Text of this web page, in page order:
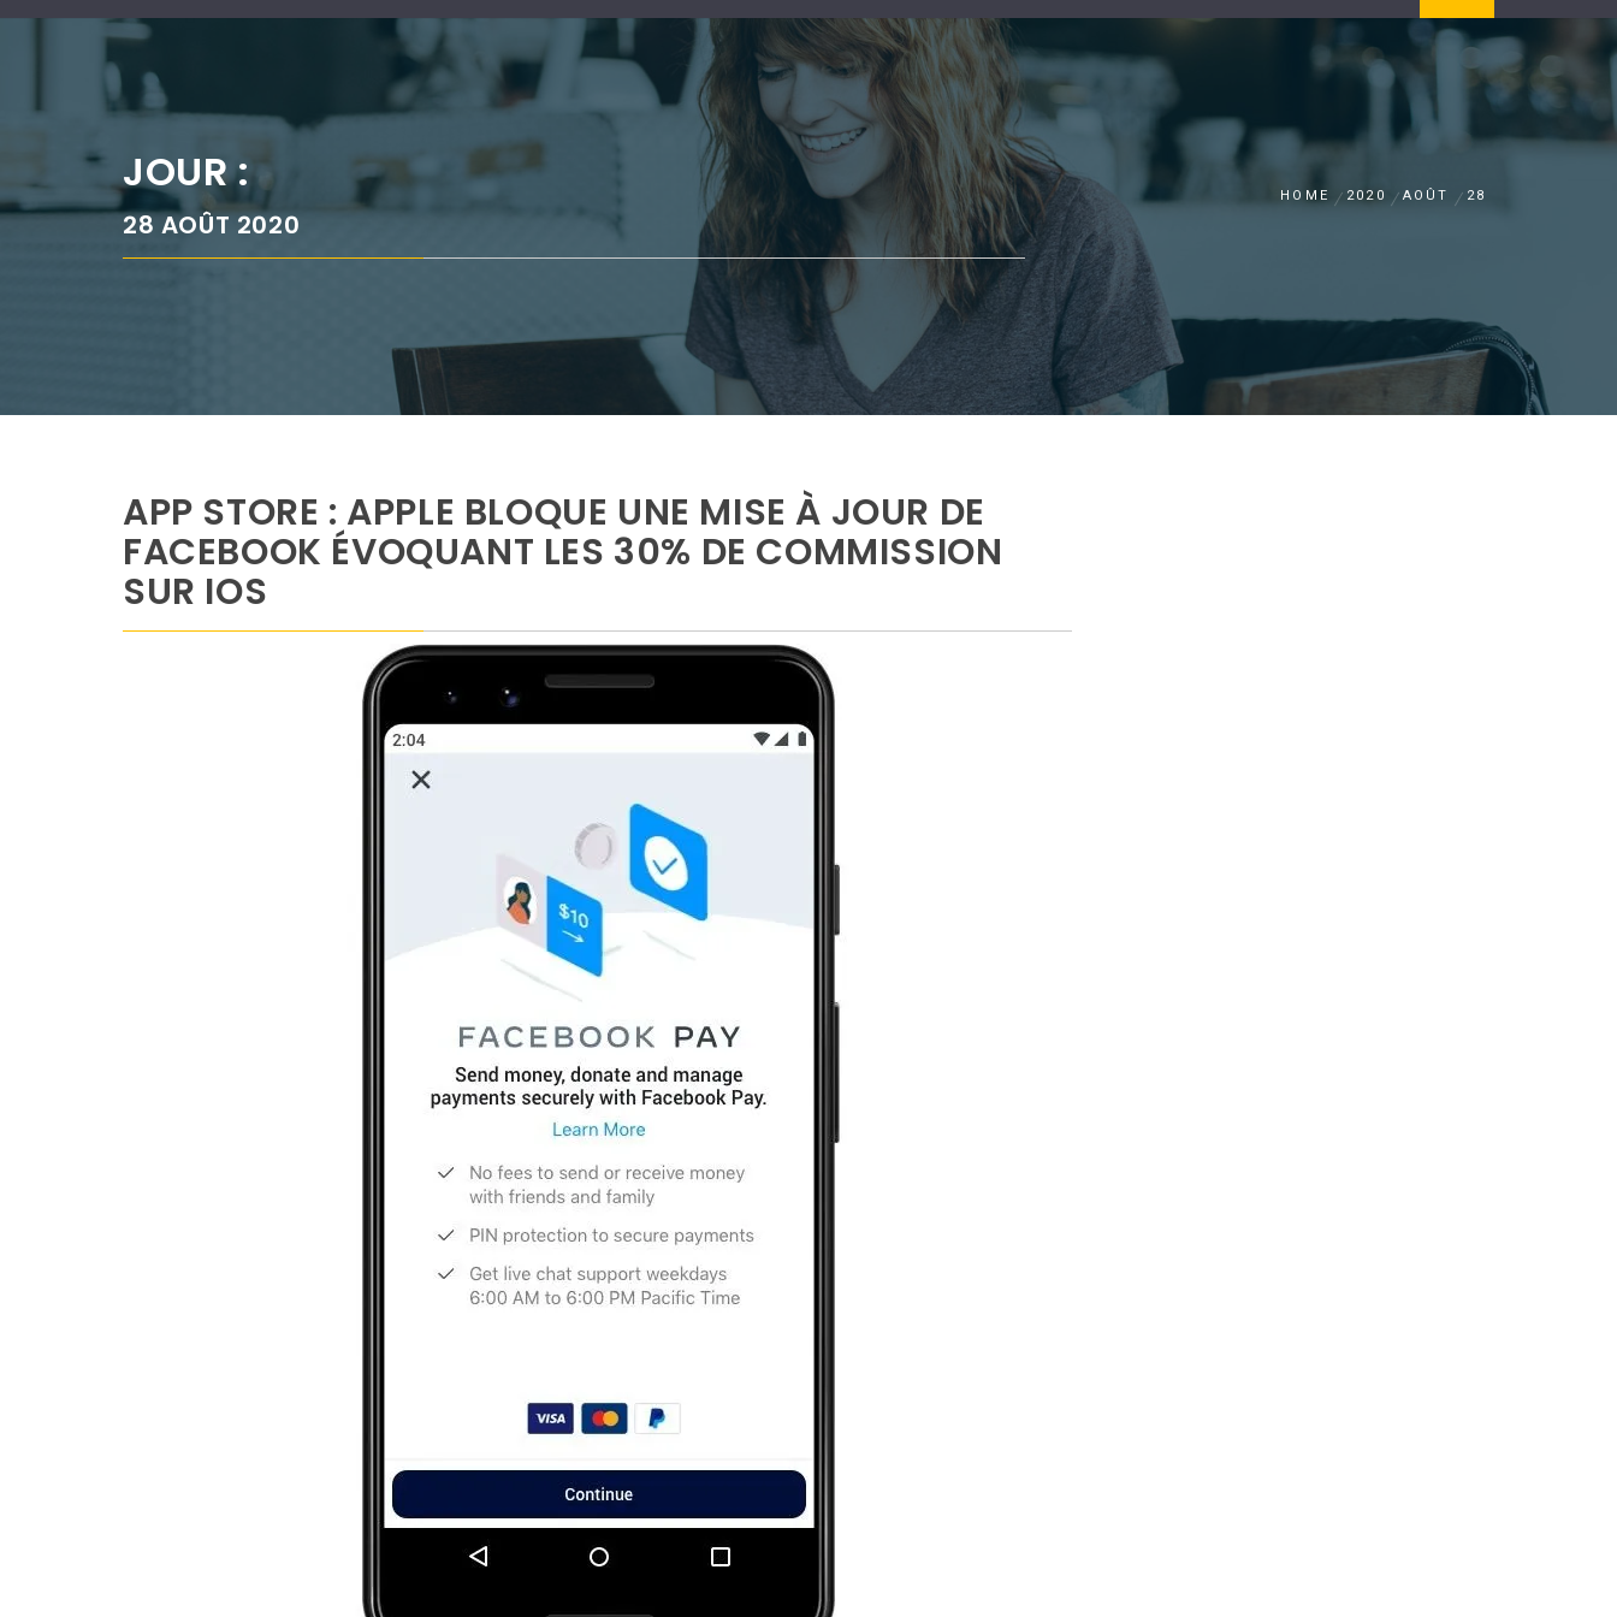
JOUR :
28 AOÛT 2020
HOME 2020 AOÛT 28
APP STORE : APPLE BLOQUE UNE MISE À JOUR DE
FACEBOOK ÉVOQUANT LES 30% DE COMMISSION
SUR IOS